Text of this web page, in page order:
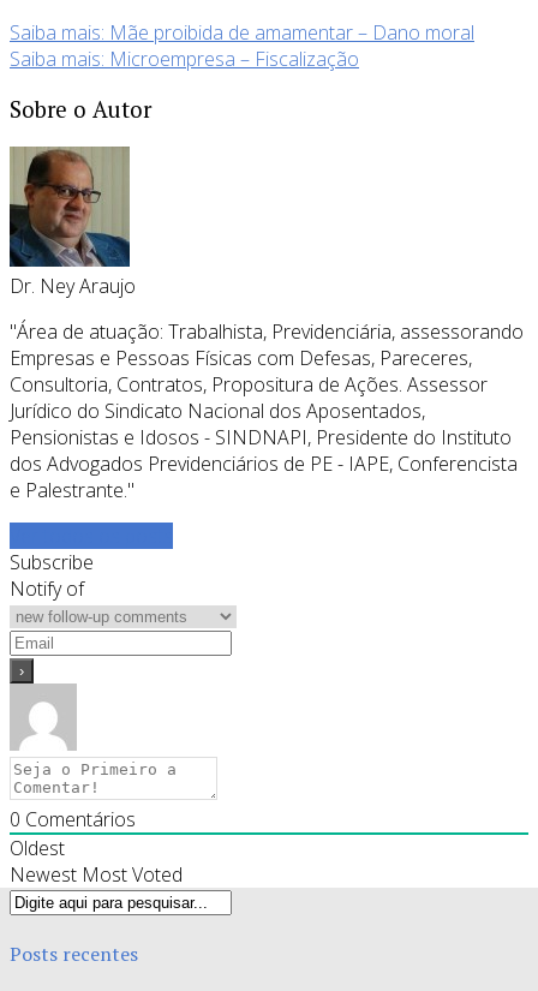
Saiba mais: Mãe proibida de amamentar – Dano moral
Saiba mais: Microempresa – Fiscalização
Sobre o Autor
Dr. Ney Araujo
"Área de atuação: Trabalhista, Previdenciária, assessorando
Empresas e Pessoas Físicas com Defesas, Pareceres,
Consultoria, Contratos, Propositura de Ações. Assessor
Jurídico do Sindicato Nacional dos Aposentados,
Pensionistas e Idosos - SINDNAPI, Presidente do Instituto
dos Advogados Previdenciários de PE - IAPE, Conferencista
e Palestrante."
Subscribe
Notify of
0 Comentários
Oldest
Newest Most Voted
Posts recentes